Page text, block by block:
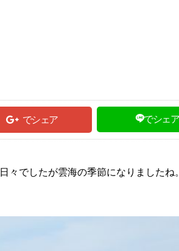
でシェア でシェア
々でしたが雲海の季節になりましたね